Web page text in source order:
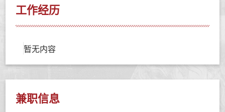
工作经历
暂无内容
兼职信息